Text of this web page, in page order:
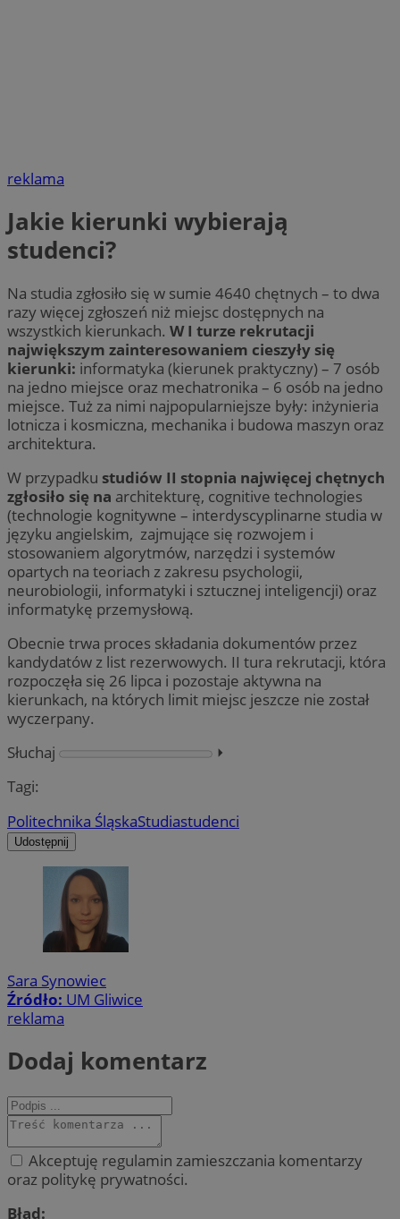
reklama
Jakie kierunki wybierają
studenci?
Na studia zgłosiło się w sumie 4640 chętnych – to dwa
razy więcej zgłoszeń niż miejsc dostępnych na
wszystkich kierunkach. W I turze rekrutacji
największym zainteresowaniem cieszyły się
kierunki: informatyka (kierunek praktyczny) – 7 osób
na jedno miejsce oraz mechatronika – 6 osób na jedno
miejsce. Tuż za nimi najpopularniejsze były: inżynieria
lotnicza i kosmiczna, mechanika i budowa maszyn oraz
architektura.
W przypadku studiów II stopnia najwięcej chętnych
zgłosiło się na architekturę, cognitive technologies
(technologie kognitywne – interdyscyplinarne studia w
języku angielskim, zajmujące się rozwojem i
stosowaniem algorytmów, narzędzi i systemów
opartych na teoriach z zakresu psychologii,
neurobiologii, informatyki i sztucznej inteligencji) oraz
informatykę przemysłową.
Obecnie trwa proces składania dokumentów przez
kandydatów z list rezerwowych. II tura rekrutacji, która
rozpoczęła się 26 lipca i pozostaje aktywna na
kierunkach, na których limit miejsc jeszcze nie został
wyczerpany.
Słuchaj
⏵︎
Tagi:
Politechnika ŚląskaStudiastudenci
Udostępnij
Sara Synowiec
Źródło: UM Gliwice
reklama
Dodaj komentarz
Akceptuję regulamin zamieszczania komentarzy
oraz politykę prywatności.
Błąd: